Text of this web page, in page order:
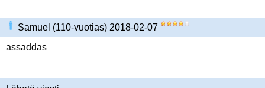
Samuel (110-vuotias) 2018-02-07
assaddas